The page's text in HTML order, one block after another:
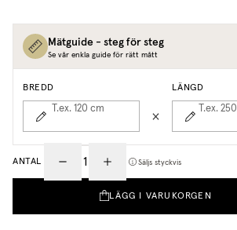
Mätguide - steg för steg
Se vår enkla guide för rätt mått
BREDD
T.ex. 120 cm
LÄNGD
T.ex. 250
ANTAL Säljs styckvis
LÄGG I VARUKORGEN